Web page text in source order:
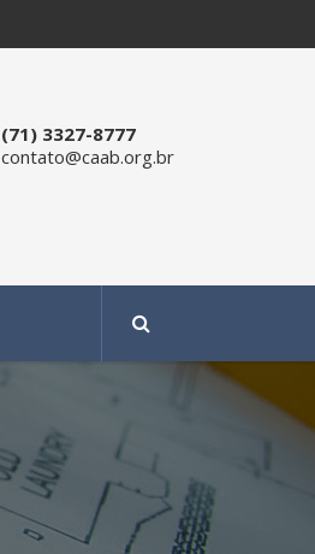
(71) 3327-8777
contato@caab.org.br